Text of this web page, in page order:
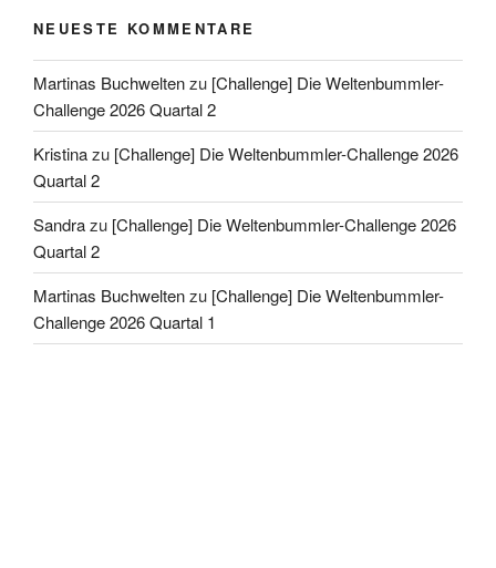
NEUESTE KOMMENTARE
Martinas Buchweltenzu [Challenge] Die Weltenbummler-
Challenge 2026 Quartal 2
Kristinazu [Challenge] Die Weltenbummler-Challenge 2026
Quartal 2
Sandrazu [Challenge] Die Weltenbummler-Challenge 2026
Quartal 2
Martinas Buchweltenzu [Challenge] Die Weltenbummler-
Challenge 2026 Quartal 1